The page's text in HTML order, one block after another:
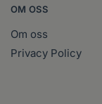
OM OSS
Om oss
Privacy Policy